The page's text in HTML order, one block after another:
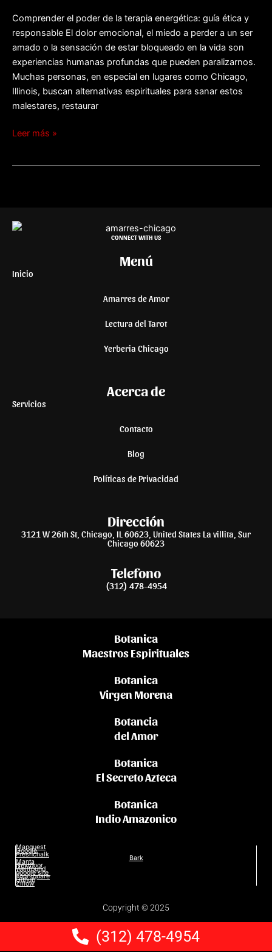
Comprender el poder de la terapia energética: guía ética y
responsable El dolor emocional, el miedo a perder a un ser
amado o la sensación de estar bloqueado en la vida son
experiencias humanas profundas que pueden paralizarnos.
Muchas personas, en especial en lugares como Chicago,
Illinois, buscan alternativas espirituales para sanar estos
malestares, restaurar
Leer más »
CONNECT WITH US
Menú
Inicio
Amarres de Amor
Lectura del Tarot
Yerberia Chicago
Acerca de
Servicios
Contacto
Blog
Políticas de Privacidad
Dirección
3121 W 26th St, Chicago, IL 60623, United States La villita, Sur
Chicago 60623
Telefono
(312) 478-4954
Botanica
Maestros Espirituales
Botanica
Virgen Morena
Botancia
del Amor
Botanica
El Secreto Azteca
Botanica
Indio Amazonico
Mapquest
Google
Freshchalk Bark
Manta
Nextdoor
Wellfound
google site
Foursquare
Github
Zillow
Copyright © 2025
(312) 478-4954